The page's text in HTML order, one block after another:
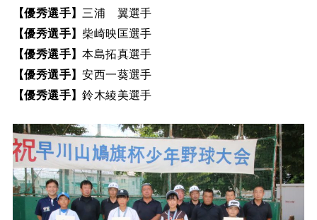
【優秀選手】 三浦 翼選手
【優秀選手】柴崎映匡選手
【優秀選手】本島拓真選手
【優秀選手】安西一葵選手
【優秀選手】鈴木綾美選手